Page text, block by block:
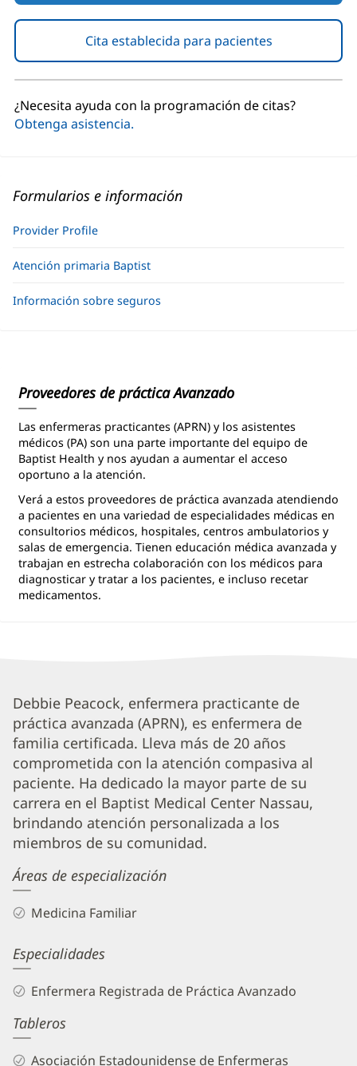
Cita establecida para pacientes
abre
en
ventana
¿Necesita ayuda con la programación de citas?
Obtenga asistencia.
Formularios e información
Provider Profile
Atención primaria Baptist
Información sobre seguros
Proveedores de práctica Avanzado
Las enfermeras practicantes (APRN) y los asistentes
médicos (PA) son una parte importante del equipo de
Baptist Health y nos ayudan a aumentar el acceso
oportuno a la atención.
Verá a estos proveedores de práctica avanzada atendiendo
a pacientes en una variedad de especialidades médicas en
consultorios médicos, hospitales, centros ambulatorios y
salas de emergencia. Tienen educación médica avanzada y
trabajan en estrecha colaboración con los médicos para
diagnosticar y tratar a los pacientes, e incluso recetar
medicamentos.
Deborah
Peacock,
APRN
Biography
and
Info
Debbie Peacock, enfermera practicante de
práctica avanzada (APRN), es enfermera de
familia certificada. Lleva más de 20 años
comprometida con la atención compasiva al
paciente. Ha dedicado la mayor parte de su
carrera en el Baptist Medical Center Nassau,
brindando atención personalizada a los
miembros de su comunidad.
Áreas de especialización
Medicina Familiar
Especialidades
Enfermera Registrada de Práctica Avanzado
Tableros
Asociación Estadounidense de Enfermeras